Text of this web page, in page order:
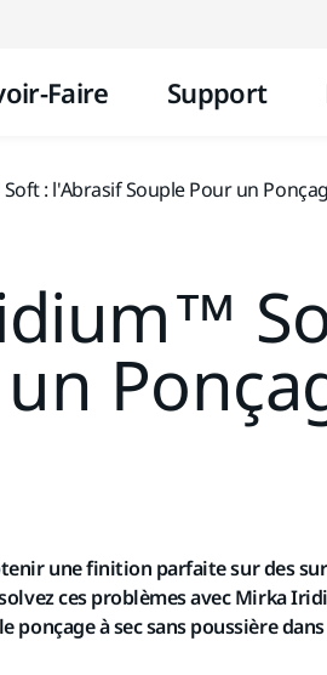
Faire Support
: l'Abrasif Souple Pour un
une finition parfaite sur des
ces problèmes avec Mirka
ponçage à sec sans poussière